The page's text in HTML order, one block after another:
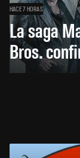
HACE 7 HORAS
La saga
Bros.